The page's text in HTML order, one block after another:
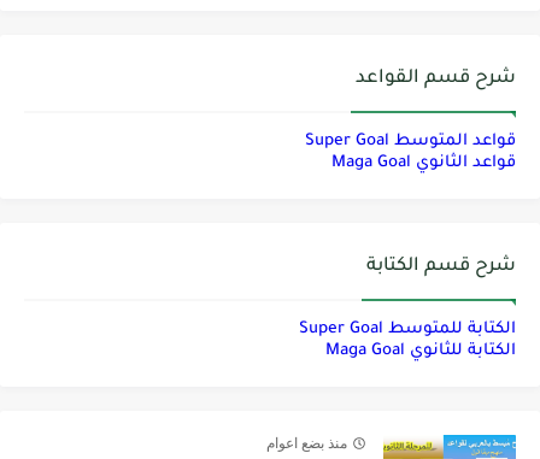
شرح قسم القواعد
قواعد المتوسط Super Goal
قواعد الثانوي Maga Goal
شرح قسم الكتابة
الكتابة للمتوسط Super Goal
الكتابة للثانوي Maga Goal
منذ بضع اعوام